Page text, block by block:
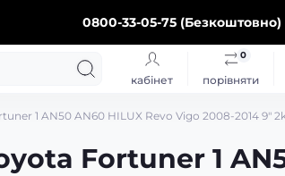
0800-33-05-75 (Безкоштовно)
кабінет порівняти
0
1 AN50 AN60 HILUX Revo Vigo 2008-2014 9"
Fortuner 1